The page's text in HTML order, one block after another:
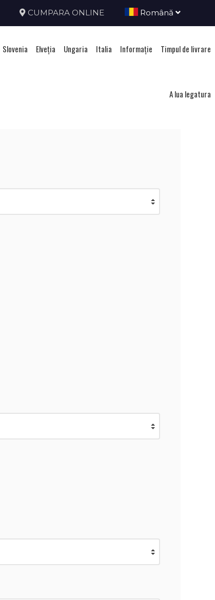
CUMPARA ONLINE Română
Slovenia Elveţia Ungaria Italia Informație Timpul de livrare
A lua legatura